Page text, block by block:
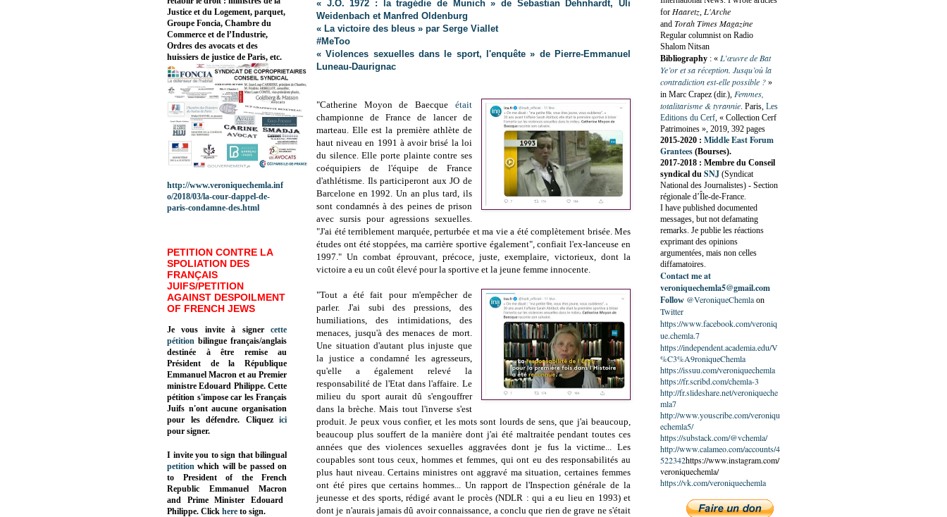
« J.O. 1972 : la tragédie de Munich » de Sebastian Dehnhardt, Uli
Weidenbach et Manfred Oldenburg
« La victoire des bleus » par Serge Viallet
#MeToo
« Violences sexuelles dans le sport, l'enquête » de Pierre-Emmanuel
Luneau-Daurignac
"Catherine Moyon de Baecque était
championne de France de lancer de
marteau. Elle est la première athlète de
haut niveau en 1991 à avoir brisé la loi
du silence. Elle porte plainte contre ses
coéquipiers de l'équipe de France
d'athlétisme. Ils participeront aux JO de
Barcelone en 1992. Un an plus tard, ils
sont condamnés à des peines de prison
avec sursis pour agressions sexuelles.
"J'ai été terriblement marquée, perturbée et ma vie a été complètement brisée. Mes
études ont été stoppées, ma carrière sportive également", confiait l'ex-lanceuse en
1997." Un combat éprouvant, précoce, juste, exemplaire, victorieux, dont la
victoire a eu un coût élevé pour la sportive et la jeune femme innocente.
"Tout a été fait pour m'empêcher de
parler. J'ai subi des pressions, des
humiliations, des intimidations, des
menaces, jusqu'à des menaces de mort.
Une situation d'autant plus injuste que
la justice a condamné les agresseurs,
qu'elle a également relevé la
responsabilité de l'Etat dans l'affaire. Le
milieu du sport aurait dû s'engouffrer
dans la brèche. Mais tout l'inverse s'est
produit. Je peux vous confier, et les mots sont lourds de sens, que j'ai beaucoup,
beaucoup plus souffert de la manière dont j'ai été maltraitée pendant toutes ces
années que des violences sexuelles aggravées dont je fus la victime... Les
coupables sont tous ceux, hommes et femmes, qui ont eu des responsabilités au
plus haut niveau. Certains ministres ont aggravé ma situation, certaines femmes
ont été pires que certains hommes... Un rapport de l'Inspection générale de la
jeunesse et des sports, rédigé avant le procès (NDLR : qui a eu lieu en 1993) et
dont je n'aurais jamais dû avoir connaissance, a conclu que rien de grave ne s'était
Justice et du Logement, parquet,
Groupe Foncia, Chambre du
Commerce et de l’Industrie,
Ordres des avocats et des
huissiers de justice de Paris, etc.
http://www.veroniquechemla.inf
o/2018/03/la-cour-dappel-de-
paris-condamne-des.html
PETITION CONTRE LA
SPOLIATION DES
FRANÇAIS
JUIFS/PETITION
AGAINST DESPOILMENT
OF FRENCH JEWS
Je vous invite à signer cette
pétition bilingue français/anglais
destinée à être remise au
Président de la République
Emmanuel Macron et au Premier
ministre Edouard Philippe. Cette
pétition s'impose car les Français
Juifs n'ont aucune organisation
pour les défendre. Cliquez
ici
pour signer.
I invite you to sign that bilingual
petition which will be passed on
to President of the French
Republic Emmanuel Macron
and Prime Minister Edouard
Philippe. Click here to sign.
for Haaretz, L'Arche
and Torah Times Magazine
Regular columnist on Radio
Shalom Nitsan
Bibliography : « L’œuvre de Bat
Ye’or et sa réception. Jusqu’où la
contradiction est-elle possible ? »
in Marc Crapez (dir.), Femmes,
totalitarisme & tyrannie. Paris, Les
Editions du Cerf, « Collection Cerf
Patrimoines », 2019, 392 pages
2015-2020 : Middle East Forum
Grantees (Bourses).
2017-2018 : Membre du Conseil
syndical du SNJ (Syndicat
National des Journalistes) - Section
régionale d’Île-de-France.
I have published documented
messages, but not defamating
remarks. Je publie les réactions
exprimant des opinions
argumentées, mais non celles
diffamatoires.
Contact me at
veroniquechemla5@gmail.com
Follow @VeroniqueChemlaon
Twitter
https://www.facebook.com/veroniq
ue.chemla.7
https://independent.academia.edu/V
%C3%A9roniqueChemla
https://issuu.com/veroniquechemla
https://fr.scribd.com/chemla-3
http://fr.slideshare.net/veroniqueche
mla7
http://www.youscribe.com/veroniqu
echemla5/
https://substack.com/@vchemla/
http://www.calameo.com/accounts/4
522342https://www.instagram.com/
veroniquechemla/
https://vk.com/veroniquechemla